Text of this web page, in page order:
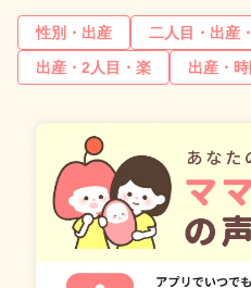
性別・出産 二人目・出産
出産・2人目・楽
出産・